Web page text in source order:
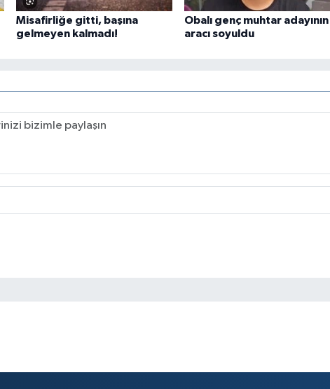
Misafirliğe gitti, başına
gelmeyen kalmadı!
Obalı genç muhtar adayının
aracı soyuldu